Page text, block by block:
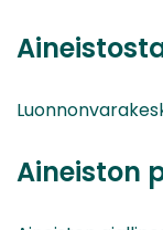
Aineiston